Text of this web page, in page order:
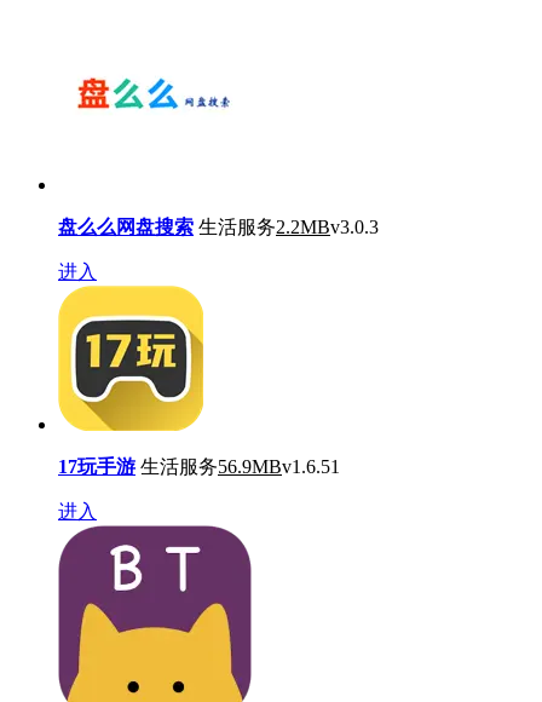
盘么么网盘搜索 生活服务2.2MBv3.0.3
进入
17玩手游 生活服务56.9MBv1.6.51
进入